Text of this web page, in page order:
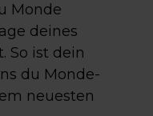
Monde
deines
So ist dein
du Monde-
neuesten